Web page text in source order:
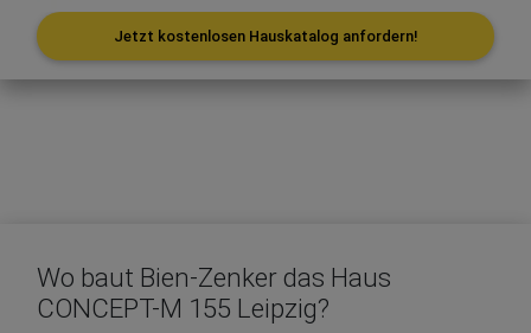
Jetzt kostenlosen Hauskatalog anfordern!
Wo baut Bien-Zenker das Haus
CONCEPT-M 155 Leipzig?